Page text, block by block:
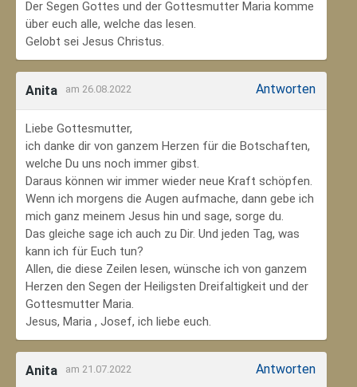
Der Segen Gottes und der Gottesmutter Maria komme
über euch alle, welche das lesen.
Gelobt sei Jesus Christus.
Anita am 26.08.2022 Antworten
Liebe Gottesmutter,
ich danke dir von ganzem Herzen für die Botschaften,
welche Du uns noch immer gibst.
Daraus können wir immer wieder neue Kraft schöpfen.
Wenn ich morgens die Augen aufmache, dann gebe ich
mich ganz meinem Jesus hin und sage, sorge du.
Das gleiche sage ich auch zu Dir. Und jeden Tag, was
kann ich für Euch tun?
Allen, die diese Zeilen lesen, wünsche ich von ganzem
Herzen den Segen der Heiligsten Dreifaltigkeit und der
Gottesmutter Maria.
Jesus, Maria , Josef, ich liebe euch.
Anita am 21.07.2022 Antworten